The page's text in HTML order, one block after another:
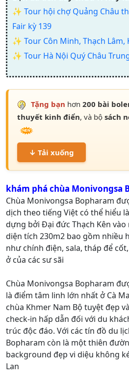
✨ Tour hội chợ Quảng Châu
Fair kỳ 139
✨ Tour Côn Minh, Thạch Lâm,
✨ Tour Hà Nội Quý Châu
Tặng bạn hơn 200 bài
thuyết kinh điển, và bộ sách
↓ Tải xuống
khám phá chùa Monivongsa
Chùa Monivongsa Bopharam
dịch theo tiếng Việt có thể hiểu
dựng bởi Đại đức Thạch Kên vào
diện tích 230m2 bao gồm nhiều
như chính điện, sala, tháp để
ở của các sư sãi
Chùa Monivongsa Bopharam
là điểm tâm linh lớn nhất ở Cà
chùa Khmer Nam Bộ tuyệt đẹp
check-in hấp dẫn đối với du
trúc độc đáo. Với các tín đồ du
Bopharam còn là một thiên
background đẹp vi diệu không
Lan